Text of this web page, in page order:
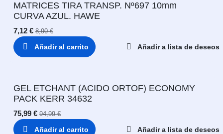
MATRICES TIRA TRANSP. Nº697 10mm
CURVA AZUL. HAWE
7,12 € 8,90€
Añadir al carrito Añadir a lista de deseos
GEL ETCHANT (ACIDO ORTOF) ECONOMY
PACK KERR 34632
75,99 € 94,99€
Añadir al carrito Añadir a lista de deseos